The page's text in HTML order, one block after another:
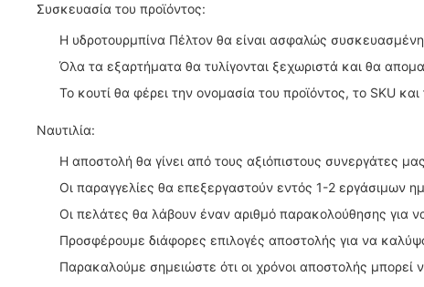
Συσκευασία του προϊόντος:
Η υδροτουρμπίνα Πέλτον θα είναι ασφαλώς
Όλα τα εξαρτήματα θα τυλίγονται ξεχωριστά και θα
Το κουτί θα φέρει την ονομασία του προϊόντος, το SKU και
Ναυτιλία:
Η αποστολή θα γίνει από τους αξιόπιστους συνεργάτες
Οι παραγγελίες θα επεξεργαστούν εντός 1-2 εργάσιμων
Οι πελάτες θα λάβουν έναν αριθμό παρακολούθησης για
Προσφέρουμε διάφορες επιλογές αποστολής για να
Παρακαλούμε σημειώστε ότι οι χρόνοι αποστολής